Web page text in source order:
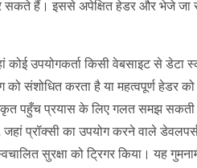
हैं। इससे अपेक्षित हेडर और भेजे जा
कोई उपयोगकर्ता किसी वेबसाइट से डेटा
को संशोधित करता है या महत्वपूर्ण हेडर
पहुँच प्रयास के लिए गलत समझ सकती
जहां प्रॉक्सी का उपयोग करने वाले
सुरक्षा को ट्रिगर किया। यह